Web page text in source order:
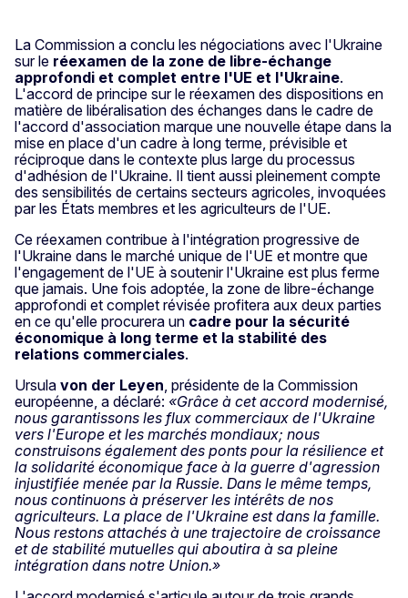
La Commission a conclu les négociations avec l'Ukraine
sur le réexamen de la zone de libre-échange
approfondi et complet entre l'UE et l'Ukraine.
L'accord de principe sur le réexamen des dispositions en
matière de libéralisation des échanges dans le cadre de
l'accord d'association marque une nouvelle étape dans la
mise en place d'un cadre à long terme, prévisible et
réciproque dans le contexte plus large du processus
d'adhésion de l'Ukraine. Il tient aussi pleinement compte
des sensibilités de certains secteurs agricoles, invoquées
par les États membres et les agriculteurs de l'UE.
Ce réexamen contribue à l'intégration progressive de
l'Ukraine dans le marché unique de l'UE et montre que
l'engagement de l'UE à soutenir l'Ukraine est plus ferme
que jamais. Une fois adoptée, la zone de libre-échange
approfondi et complet révisée profitera aux deux parties
en ce qu'elle procurera un cadre pour la sécurité
économique à long terme et la stabilité des
relations commerciales.
Ursula von der Leyen , présidente de la Commission
européenne, a déclaré: «Grâce à cet accord modernisé,
nous garantissons les flux commerciaux de l'Ukraine
vers l'Europe et les marchés mondiaux; nous
construisons également des ponts pour la résilience et
la solidarité économique face à la guerre d'agression
injustifiée menée par la Russie. Dans le même temps,
nous continuons à préserver les intérêts de nos
agriculteurs. La place de l'Ukraine est dans la famille.
Nous restons attachés à une trajectoire de croissance
et de stabilité mutuelles qui aboutira à sa pleine
intégration dans notre Union.»